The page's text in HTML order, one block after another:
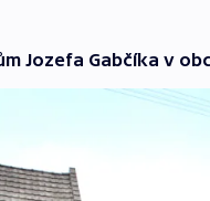
Jozefa Gabčíka v